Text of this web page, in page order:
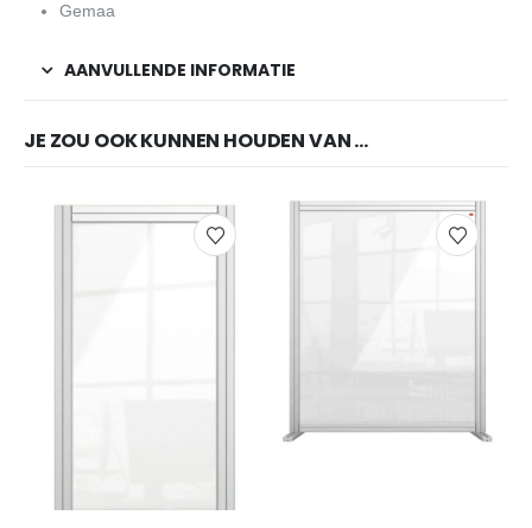
Gemaa
AANVULLENDE INFORMATIE
JE ZOU OOK KUNNEN HOUDEN VAN …